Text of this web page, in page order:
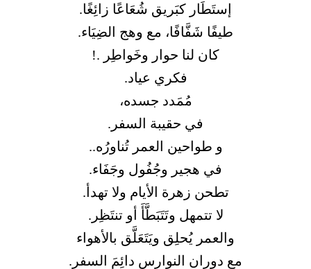
إستَطَار كبَريق شُعَاعًا زائِغًا.
طيفًا شَفَّافًا، مع وهج الضِيَاء.
كان لنا حوار وخَواطِر .!
فكري عياد.
مُمَدد جسده،
في حقيبة السفر.
و طواحين العمر تُناورُه..
في هجير وجُفُول وجَفَاء.
تطحن زهرة الأيام ولا تهدأ.
لا تتمهل وتَتَبَطَّأَ أو تنتَظِر.
والعمر يُحلِق ويَتَعَلَّق بالأهواء
مع دوران النوارس دائِمَ السفر.